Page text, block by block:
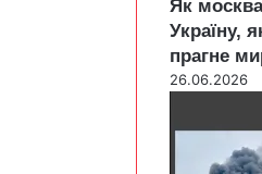
Як
Україну,
прагне
26.06.2026